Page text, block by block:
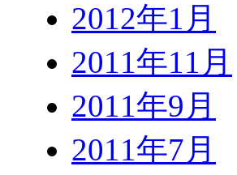
2012年1月
2011年11月
2011年9月
2011年7月